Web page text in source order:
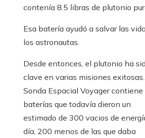
contenía 8.5 libras de plutonio
Esa batería ayudó a salvar las
los astronautas.
Desde entonces, el plutonio ha
clave en varias misiones
Sonda Espacial Voyager contiene
baterías que todavía dieron un
estimado de 300 vacios de
día, 200 menos de las que daba